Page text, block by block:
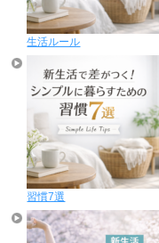
生活ルール
習慣7選